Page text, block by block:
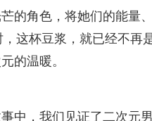
的角色，将她们的能量
这杯豆浆，就已经不再
的温暖。
中，我们见证了二次元